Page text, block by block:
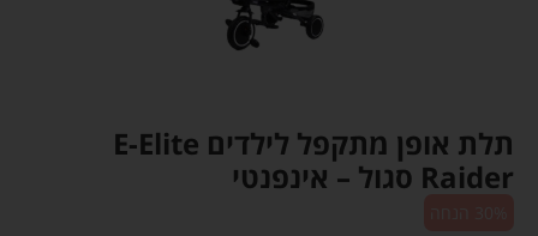
תלת אופן מתקפל לילדים E-Elite
Raider סגול – אינפנטי